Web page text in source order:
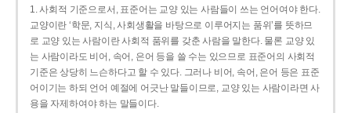
1. 사회적 기준으로서, 표준어는 교양 있는 사람들이 쓰는 언어여야 한다.
교양이란 ‘학문, 지식, 사회생활을 바탕으로 이루어지는 품위’를 뜻하므
로 교양 있는 사람이란 사회적 품위를 갖춘 사람을 말한다. 물론 교양 있
는 사람이라도 비어, 속어, 은어 등을 쓸 수는 있으므로 표준어의 사회적
기준은 상당히 느슨하다고 할 수 있다. 그러나 비어, 속어, 은어 등은 표준
어이기는 하되 언어 예절에 어긋난 말들이므로, 교양 있는 사람이라면 사
용을 자제하여야 하는 말들이다.